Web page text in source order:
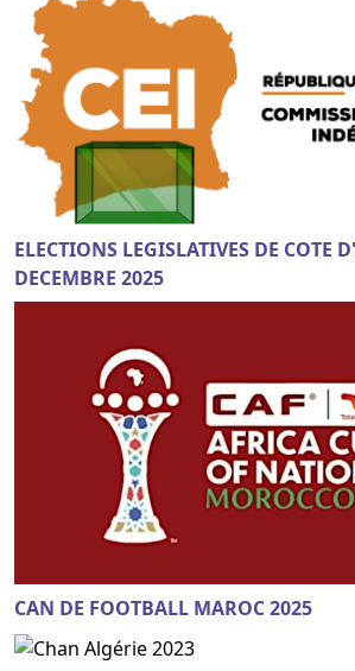
ELECTIONS LEGISLATIVES DE COTE
DECEMBRE 2025
CAN DE FOOTBALL MAROC 2025